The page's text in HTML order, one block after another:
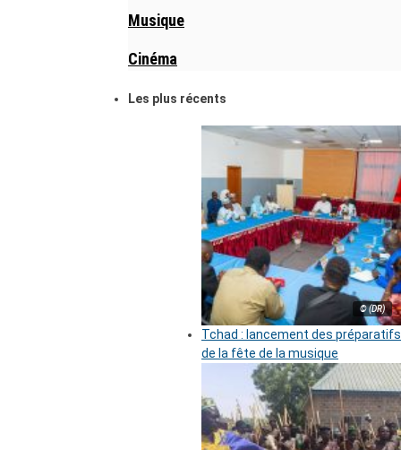
Musique
Cinéma
Les plus récents
© (DR)
Tchad : lancement des préparatifs
de la fête de la musique